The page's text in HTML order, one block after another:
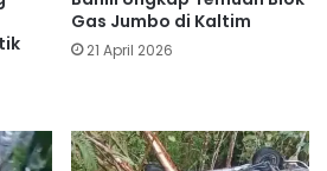
Gas Jumbo di Kaltim
21 April 2026